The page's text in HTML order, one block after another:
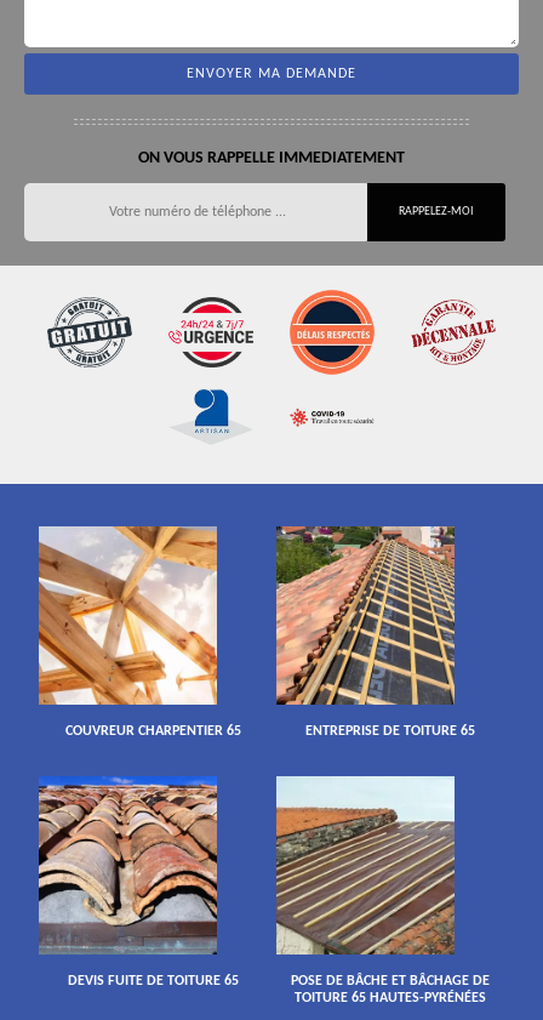
ON VOUS RAPPELLE IMMEDIATEMENT
COUVREUR CHARPENTIER 65 ENTREPRISE DE TOITURE 65
DEVIS FUITE DE TOITURE 65
POSE DE BÂCHE ET BÂCHAGE DE
TOITURE 65 HAUTES-PYRÉNÉES